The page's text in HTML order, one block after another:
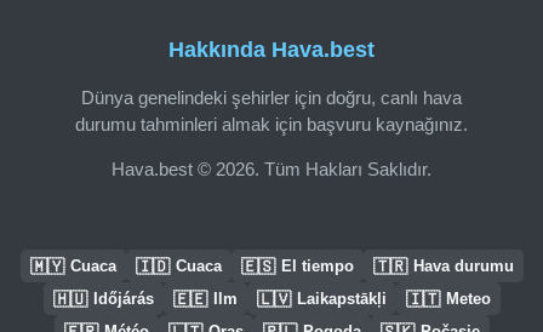
Hakkında Hava.best
Dünya genelindeki şehirler için doğru, canlı hava
durumu tahminleri almak için başvuru kaynağınız.
Hava.best © 2026. Tüm Hakları Saklıdır.
🇲🇾 Cuaca 🇮🇩 Cuaca 🇪🇸 El tiempo 🇹🇷 Hava durumu
🇭🇺 Időjárás 🇪🇪 Ilm 🇱🇻 Laikapstākļi 🇮🇹 Meteo